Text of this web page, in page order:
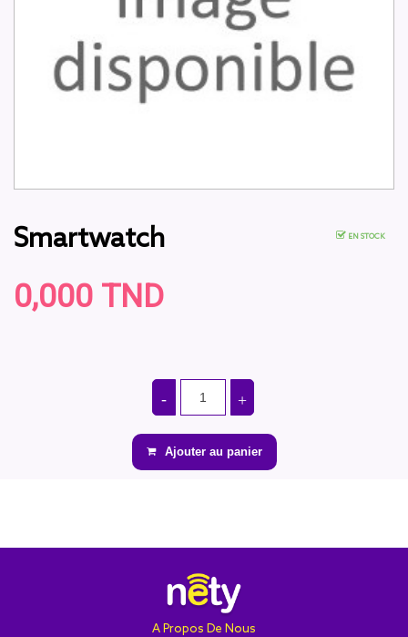
Smartwatch
0,000 TND
EN STOCK
Ajouter au panier
A Propos De Nous